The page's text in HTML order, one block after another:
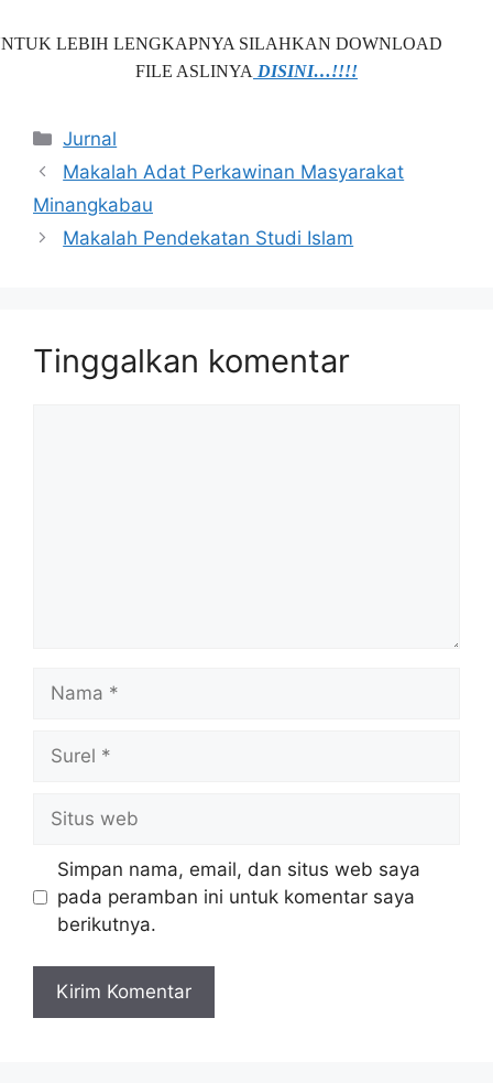
LEBIH LENGKAPNYA SILAHKAN DOWNLOAD
FILE ASLINYA DISINI…!!!!
Kategori
Jurnal
Makalah Adat Perkawinan Masyarakat
Minangkabau
Makalah Pendekatan Studi Islam
Tinggalkan komentar
web
Simpan nama, email, dan situs web saya
pada peramban ini untuk komentar saya
berikutnya.